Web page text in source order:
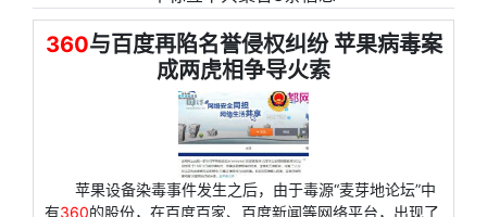
360与百度再陷名誉侵权纠纷 苹果病毒案
成两虎相争导火索
苹果设备染毒事件发生之后，由于毒源“麦芽地论坛”中
有360的股份，在百度百家、百度新闻等网络平台，出现了